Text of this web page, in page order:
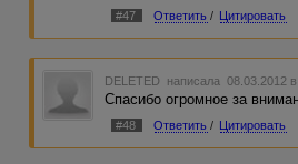
#47 Ответить / Цитировать
DELETED написала 08.03.2012
Спасибо огромное за
#48 Ответить / Цитировать